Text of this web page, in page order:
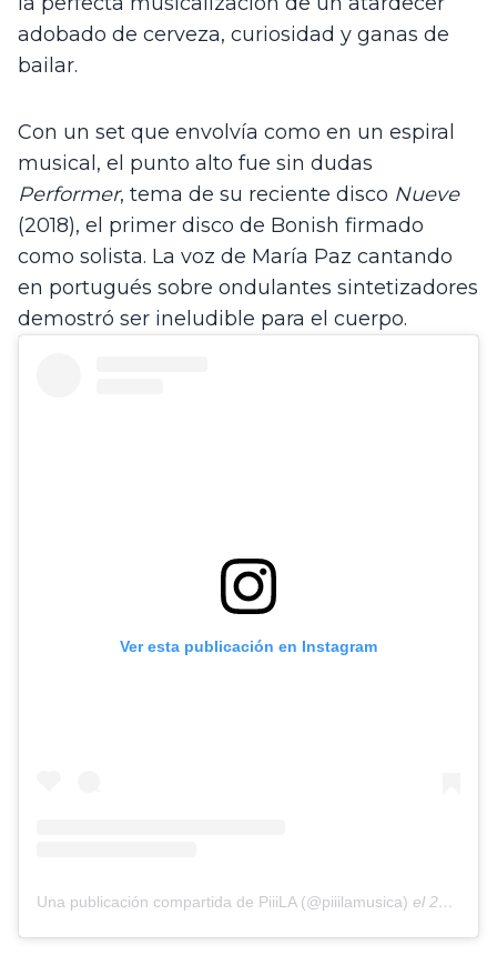
adobado de cerveza, curiosidad y ganas de
bailar.
Con un set que envolvía como en un espiral
Performer, tema de su reciente disco
Nueve
(2018), el primer disco de Bonish firmado
como solista. La voz de María Paz cantando
en portugués sobre ondulantes sintetizadores
demostró ser ineludible para el cuerpo.
Ver esta publicación en Instagram
Una publicación compartida de PiiiLA (@piiilamusica) el 26 Jun, 2019 a las 5:22 PDT